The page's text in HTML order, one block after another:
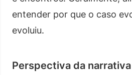
entender por que o caso
evoluiu.
Perspectiva da narrativa